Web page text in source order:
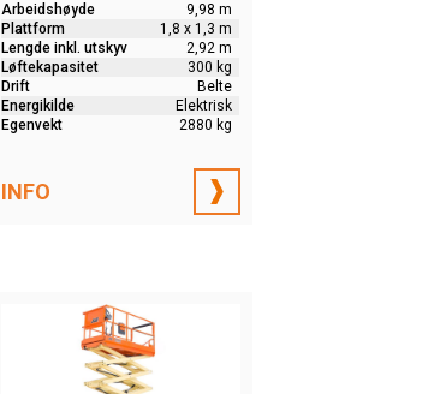
Arbeidshøyde
9,98 m
Plattform
1,8 x 1,3 m
Lengde inkl. utskyv
2,92 m
Løftekapasitet
300 kg
Drift
Belte
Energikilde
Elektrisk
Egenvekt
2880 kg
INFO